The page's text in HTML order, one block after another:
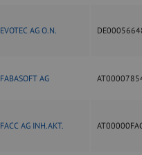
EVOTEC AG O.N.
FABASOFT AG
FACC AG INH.AKT.